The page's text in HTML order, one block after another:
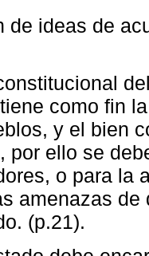
de ideas de
como fin
y el bien
por ello se
o para la
amenazas de
(p.21).